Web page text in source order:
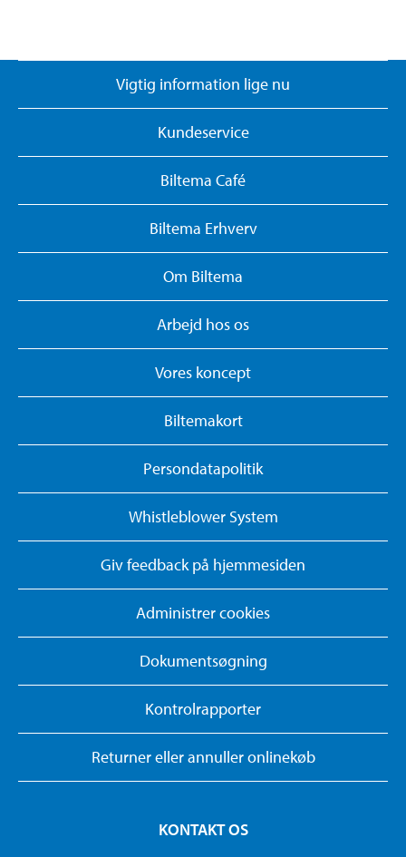
Vigtig information lige nu
Kundeservice
Biltema Café
Biltema Erhverv
Om Biltema
Arbejd hos os
Vores koncept
Biltemakort
Persondatapolitik
Whistleblower System
Giv feedback på hjemmesiden
Administrer cookies
Dokumentsøgning
Kontrolrapporter
Returner eller annuller onlinekøb
KONTAKT OS